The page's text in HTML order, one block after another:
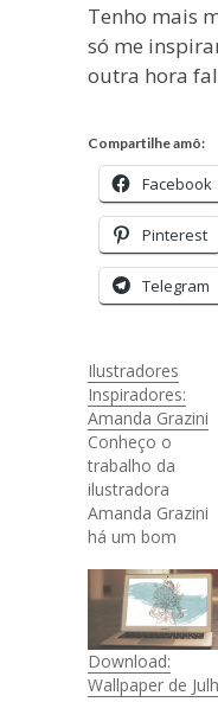
Tenho mais
só me
outra hora
Compartilhe amô:
Facebook
Pinterest
Telegram
Ilustradores
Inspiradores:
Amanda Grazini
Conheço o
trabalho da
ilustradora
Amanda Grazini
há um bom
já falei uma vez
do trabalho dela
por aqui e é bem
interessante ver
como tudo que
Download:
Wallpaper de